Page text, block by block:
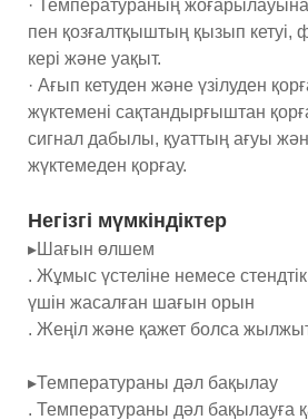
· Температураның
пен қозғалтқыштың қызып
кері және уақыт.
· Ағып кетуден және үзілуден
жүктемені сақтандырғыштан
сигнал дабылы, қуаттың ағуы
жүктемеден қорғау.
Негізгі мүмкіндіктер
▸Шағын өлшем
. Жұмыс үстеліне немесе
үшін жасалған шағын орын
. Жеңіл және қажет болса
▸Температураны дәл бақылау
. Температураны дәл бақылауға